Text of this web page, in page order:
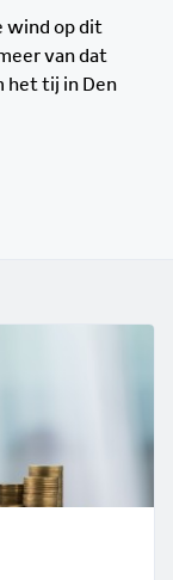
wind op dit
van dat
het tij in Den